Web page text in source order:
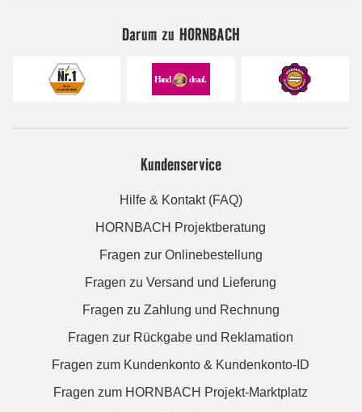
Darum zu HORNBACH
Kundenservice
Hilfe & Kontakt (FAQ)
HORNBACH Projektberatung
Fragen zur Onlinebestellung
Fragen zu Versand und Lieferung
Fragen zu Zahlung und Rechnung
Fragen zur Rückgabe und Reklamation
Fragen zum Kundenkonto & Kundenkonto-ID
Fragen zum HORNBACH Projekt-Marktplatz